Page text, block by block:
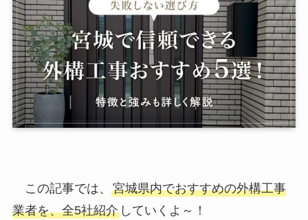
この記事では、 宮城県内でおすすめの外構工事
業者を、全5社紹介していくよ～！